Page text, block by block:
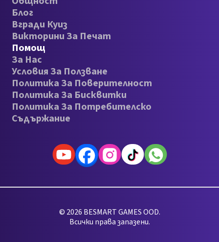
Блог
Вгради Куиз
Викторини За Печат
Помощ
За Нас
Условия За Ползване
Политика За Поверителност
Политика За Бисквитки
Политика За Потребителско
Съдържание
© 2026 BESMART GAMES OOD.
Всички права запазени.